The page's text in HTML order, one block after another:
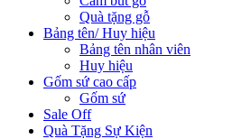
Quà tặng gỗ
Bảng tên/ Huy hiệu
Bảng tên nhân viên
Huy hiệu
Gốm sứ cao cấp
Gốm sứ
Sale Off
Quà Tặng Sự Kiện